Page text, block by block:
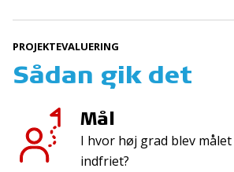
PROJEKTEVALUERING
Sådan gik det
Mål
I hvor høj grad blev
indfriet?
Tilmeld
TrygFonden
T:45 26 08 00
info@trygfonden.dk